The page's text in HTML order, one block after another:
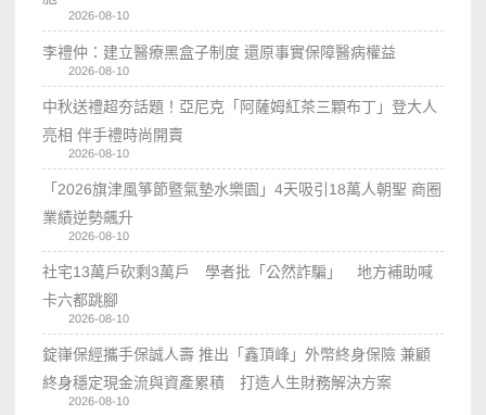
2026-08-10
李禮仲：建立醫療黑盒子制度 還原事實保障醫病權益
2026-08-10
中秋送禮超夯話題！亞尼克「阿薩姆紅茶三顆布丁」登大人
亮相 伴手禮時尚開賣
2026-08-10
「2026旗津風箏節暨氣墊水樂園」4天吸引18萬人朝聖 商圈
業績逆勢飆升
2026-08-10
社宅13萬戶砍剩3萬戶 學者批「公然詐騙」 地方補助喊
卡六都跳腳
2026-08-10
錠嵂保經攜手保誠人壽 推出「鑫頂峰」外幣終身保險 兼顧
終身穩定現金流與資產累積 打造人生財務解決方案
2026-08-10